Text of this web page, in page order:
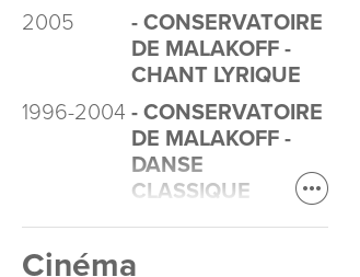
2005
- CONSERVATOIRE
DE MALAKOFF -
CHANT LYRIQUE
1996-2004 - CONSERVATOIRE
DE MALAKOFF -
DANSE
CLASSIQUE
Cinéma